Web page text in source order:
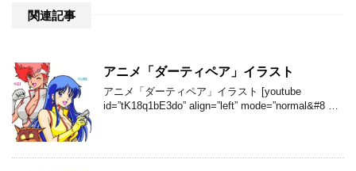
関連記事
アニメ「ダーティペア」イラスト
アニメ「ダーティペア」イラスト [youtube
id=”tK18q1bE3do” align=”left” mode=”normal&#8 …